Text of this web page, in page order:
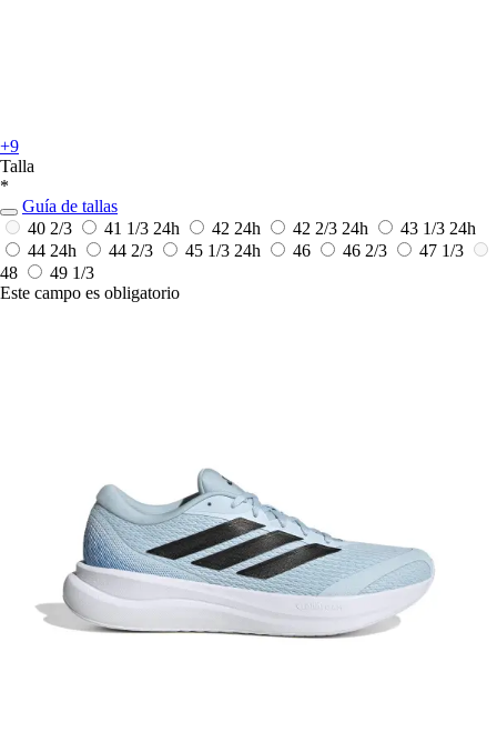
+9
Talla
*
Guía de tallas
40 2/3
41 1/3 24h 42 24h 42 2/3 24h 43 1/3 24h
44 24h 44 2/3 45 1/3 24h 46 46 2/3
47 1/3
48
49 1/3
Este campo es obligatorio